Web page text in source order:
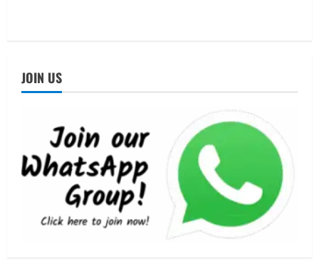
JOIN US
1
UTTARAKHAND NEWS
जिलाधिकारी/जिला निर्वाचन अधिकारी ने
सहसपुर विधानसभा क्षेत्र के पोलिंग बूथों का
निरीक्षण कर एसआईआर आपत्ति निस्तारण
शिविर की व्यवस्थाओं का लिया जायजा
August 6, 2026